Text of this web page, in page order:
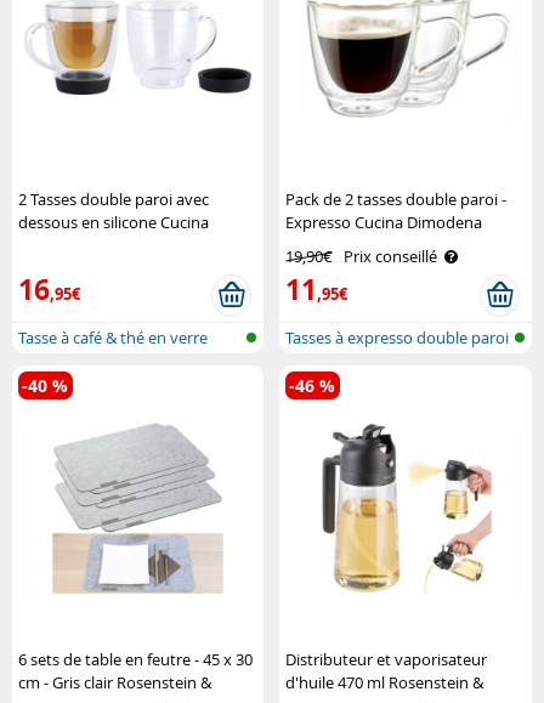
2 Tasses double paroi avec
dessous en silicone Cucina
16,95€
Tasse à café & thé en verre
double ..
Pack de 2 tasses double paroi -
Expresso Cucina Dimodena
19,90€ Prix conseillé
11,95€
Tasses à expresso double paroi
6 sets de table en feutre - 45 x 30
cm - Gris clair Rosenstein &
-40 %
Distributeur et vaporisateur
d'huile 470 ml Rosenstein &
-46 %